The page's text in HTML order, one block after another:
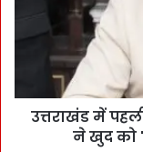
उत्तराखंड में
ने खुद को